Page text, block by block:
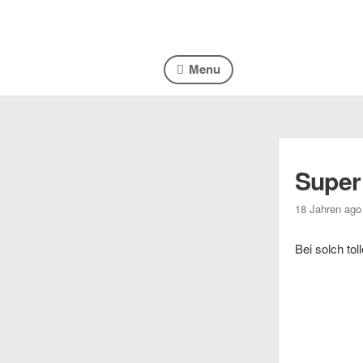
Menu
18 Jahren ago
Bei solch